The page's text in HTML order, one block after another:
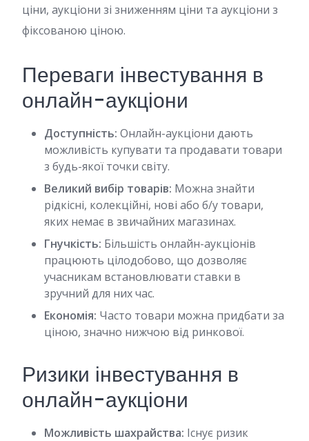
ціни, аукціони зі зниженням ціни та аукціони з
фіксованою ціною.
Переваги інвестування в
онлайн-аукціони
Доступність: Онлайн-аукціони дають
можливість купувати та продавати товари
з будь-якої точки світу.
Великий вибір товарів: Можна знайти
рідкісні, колекційні, нові або б/у товари,
яких немає в звичайних магазинах.
Гнучкість: Більшість онлайн-аукціонів
працюють цілодобово, що дозволяє
учасникам встановлювати ставки в
зручний для них час.
Економія: Часто товари можна придбати за
ціною, значно нижчою від ринкової.
Ризики інвестування в
онлайн-аукціони
Можливість шахрайства: Існує ризик